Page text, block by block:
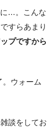
に…。こんな
すらあまり
プですから
。ウォーム
談をしてお